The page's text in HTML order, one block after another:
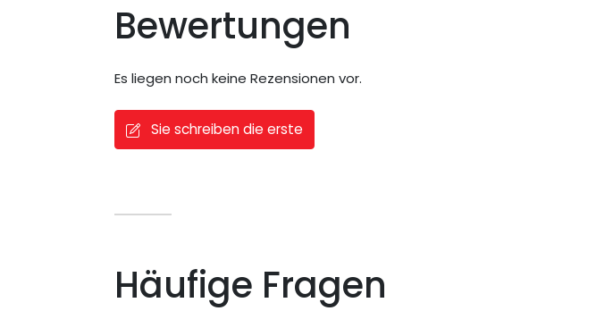
Bewertungen
Es liegen noch keine Rezensionen vor.
Sie schreiben die erste
Häufige Fragen